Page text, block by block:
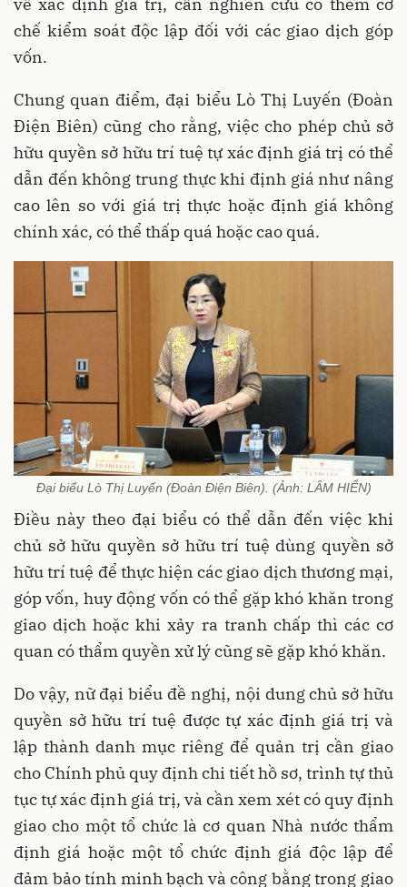
về xác định giá trị, cần nghiên cứu có thêm cơ
chế kiểm soát độc lập đối với các giao dịch góp
vốn.
Chung quan điểm, đại biểu Lò Thị Luyến (Đoàn
Điện Biên) cũng cho rằng, việc cho phép chủ sở
hữu quyền sở hữu trí tuệ tự xác định giá trị có thể
dẫn đến không trung thực khi định giá như nâng
cao lên so với giá trị thực hoặc định giá không
chính xác, có thể thấp quá hoặc cao quá.
Đại biểu Lò Thị Luyến (Đoàn Điện Biên). (Ảnh: LÂM HIỂN)
Điều này theo đại biểu có thể dẫn đến việc khi
chủ sở hữu quyền sở hữu trí tuệ dùng quyền sở
hữu trí tuệ để thực hiện các giao dịch thương mại,
góp vốn, huy động vốn có thể gặp khó khăn trong
giao dịch hoặc khi xảy ra tranh chấp thì các cơ
quan có thẩm quyền xử lý cũng sẽ gặp khó khăn.
Do vậy, nữ đại biểu đề nghị, nội dung chủ sở hữu
quyền sở hữu trí tuệ được tự xác định giá trị và
lập thành danh mục riêng để quản trị cần giao
cho Chính phủ quy định chi tiết hồ sơ, trình tự thủ
tục tự xác định giá trị, và cần xem xét có quy định
giao cho một tổ chức là cơ quan Nhà nước thẩm
định giá hoặc một tổ chức định giá độc lập để
đảm bảo tính minh bạch và công bằng trong giao